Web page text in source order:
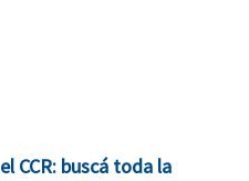
CCR: buscá toda la